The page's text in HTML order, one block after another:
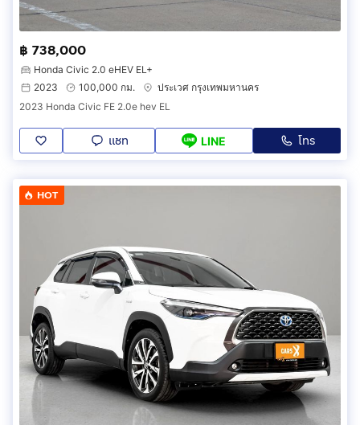
฿ 738,000
Honda Civic 2.0 eHEV EL+
2023
100,000 กม.
ประเวศ กรุงเทพมหานคร
2023 Honda Civic FE 2.0e hev EL
แชท LINE โทร
HOT